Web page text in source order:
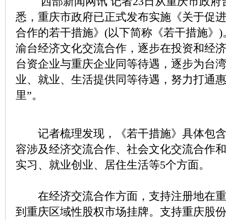
悉，重庆市政府已正式发布实施《关于促
合作的若干措施》(以下简称《若干措施》
渝台经济文化交流合作，逐步在投资和经
台资企业与重庆企业同等待遇，逐步为台
业、就业、生活提供同等待遇，努力打通
里”。
记者梳理发现，《若干措施》具体包含
容涉及经济交流合作、社会文化交流合作
实习、就业创业、居住生活等5个方面。
在经济交流合作方面，支持注册地在重
到重庆区域性股权市场挂牌。支持重庆股